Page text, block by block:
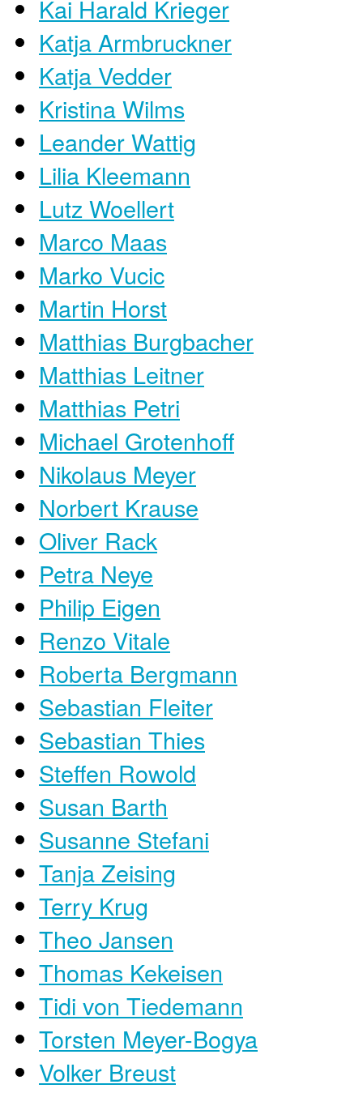
Kai Harald Krieger
Katja Armbruckner
Katja Vedder
Kristina Wilms
Leander Wattig
Lilia Kleemann
Lutz Woellert
Marco Maas
Marko Vucic
Martin Horst
Matthias Burgbacher
Matthias Leitner
Matthias Petri
Michael Grotenhoff
Nikolaus Meyer
Norbert Krause
Oliver Rack
Petra Neye
Philip Eigen
Renzo Vitale
Roberta Bergmann
Sebastian Fleiter
Sebastian Thies
Steffen Rowold
Susan Barth
Susanne Stefani
Tanja Zeising
Terry Krug
Theo Jansen
Thomas Kekeisen
Tidi von Tiedemann
Torsten Meyer-Bogya
Volker Breust